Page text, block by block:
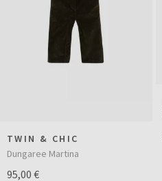
TWIN & CHIC
Dungaree Martina
95,00 €